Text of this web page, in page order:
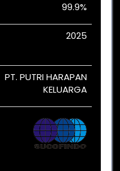
99.9%
2025
PT. PUTRI HARAPAN
KELUARGA